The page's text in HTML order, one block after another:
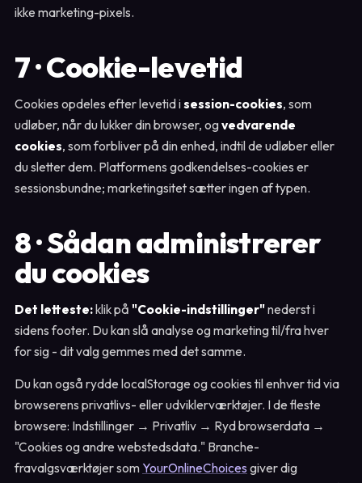
ikke marketing-pixels.
7 · Cookie-levetid
Cookies opdeles efter levetid isession-cookies, som
udløber, når du lukker din browser, ogvedvarende
cookies, som forbliver på din enhed, indtil de udløber eller
du sletter dem. Platformens godkendelses-cookies er
sessionsbundne; marketingsitet sætter ingen af typen.
8 · Sådan administrerer
du cookies
Det letteste:klik på "Cookie-indstillinger"nederst i
sidens footer. Du kan slå analyse og marketing til/fra hver
for sig - dit valg gemmes med det samme.
Du kan også rydde localStorage og cookies til enhver tid via
browserens privatlivs- eller udviklerværktøjer. I de fleste
browsere: Indstillinger → Privatliv → Ryd browserdata →
"Cookies og andre webstedsdata." Branche-
fravalgsværktøjer som YourOnlineChoices giver dig